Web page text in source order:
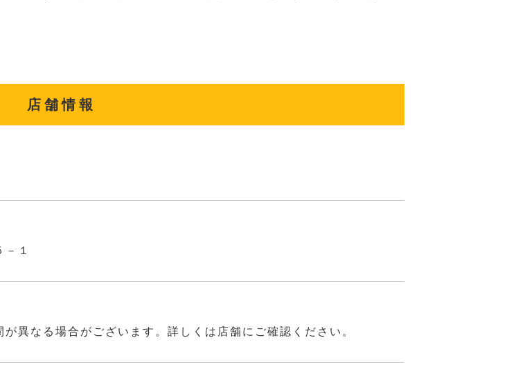
店舗情報
１
異なる場合がございます。詳しくは店舗にご確認ください。